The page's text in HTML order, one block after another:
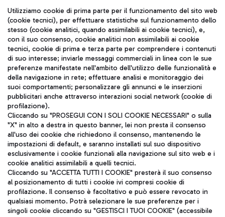
Seguici sui social
TRAVEL JOURNAL
ITA
Aeroporti di Roma S.p.A. - Società soggetta a direzione e
coordinamento di Mundys S.p.A.
Codice fiscale e Registro delle Imprese di Roma 13032990155 P.
IVA 06572251004
Capitale sociale 62.224.743,00 int. vers.
Sede legale: Via Pier Paolo Racchetti 1 - 00054 Fiumicino (RM)
Utilizziamo cookie di prima parte per il funzionamento del sito web
(cookie tecnici), per effettuare statistiche sul funzionamento dello
stesso (cookie analitici, quando assimilabili ai cookie tecnici), e,
con il suo consenso, cookie analitici non assimilabili ai cookie
tecnici, cookie di prima e terza parte per comprendere i contenuti
di suo interesse; inviarle messaggi commerciali in linea con le sue
preferenze manifestate nell'ambito dell'utilizzo delle funzionalità e
della navigazione in rete; effettuare analisi e monitoraggio dei
suoi comportamenti; personalizzare gli annunci e le inserzioni
pubblicitari anche attraverso interazioni social network (cookie di
profilazione).
Cliccando su "PROSEGUI CON I SOLI COOKIE NECESSARI" o sulla
"X" in alto a destra in questo banner, lei non presta il consenso
all'uso dei cookie che richiedono il consenso, mantenendo le
impostazioni di default, e saranno installati sul suo dispositivo
esclusivamente i cookie funzionali alla navigazione sul sito web e i
cookie analitici assimilabili a quelli tecnici.
Cliccando su "ACCETTA TUTTI I COOKIE" presterà il suo consenso
al posizionamento di tutti i cookie ivi compresi cookie di
profilazione. Il consenso è facoltativo e può essere revocato in
qualsiasi momento. Potrà selezionare le sue preferenze per i
singoli cookie cliccando su "GESTISCI I TUOI COOKIE" (accessibile